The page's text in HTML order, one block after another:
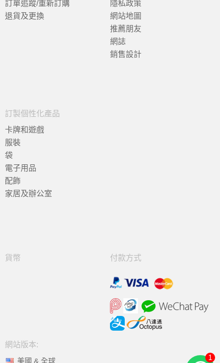
訂單追蹤/重新訂購
退貨及更換
隱私政策
網站地圖
推薦朋友
網誌
銷售設計
訂製個性化產品
卡牌和遊戲
服裝
袋
電子用品
配飾
家居及辦公室
貨幣 付款方式
網站版本:
美國 & 全球
1